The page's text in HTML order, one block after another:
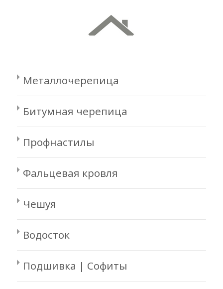
Металлочерепица
Битумная черепица
Профнастилы
Фальцевая кровля
Чешуя
Водосток
Подшивка | Софиты